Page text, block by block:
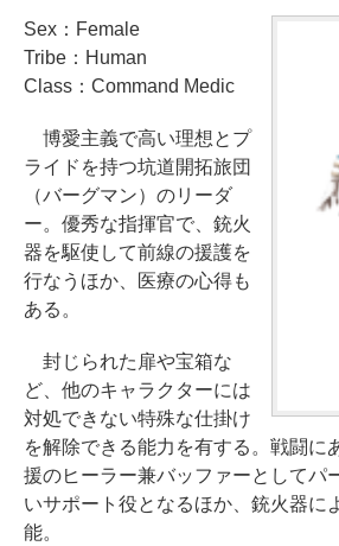
Sex：Female
Tribe：Human
Class：Command Medic
博愛主義で高い理想とプ
ライドを持つ坑道開拓旅団
（バーグマン）のリーダ
ー。優秀な指揮官で、銃火
器を駆使して前線の援護を
行なうほか、医療の心得も
ある。
封じられた扉や宝箱な
ど、他のキャラクターには
対処できない特殊な仕掛け
を解除できる能力を有する。戦闘に
援のヒーラー兼バッファーとしてパ
いサポート役となるほか、銃火器に
能。